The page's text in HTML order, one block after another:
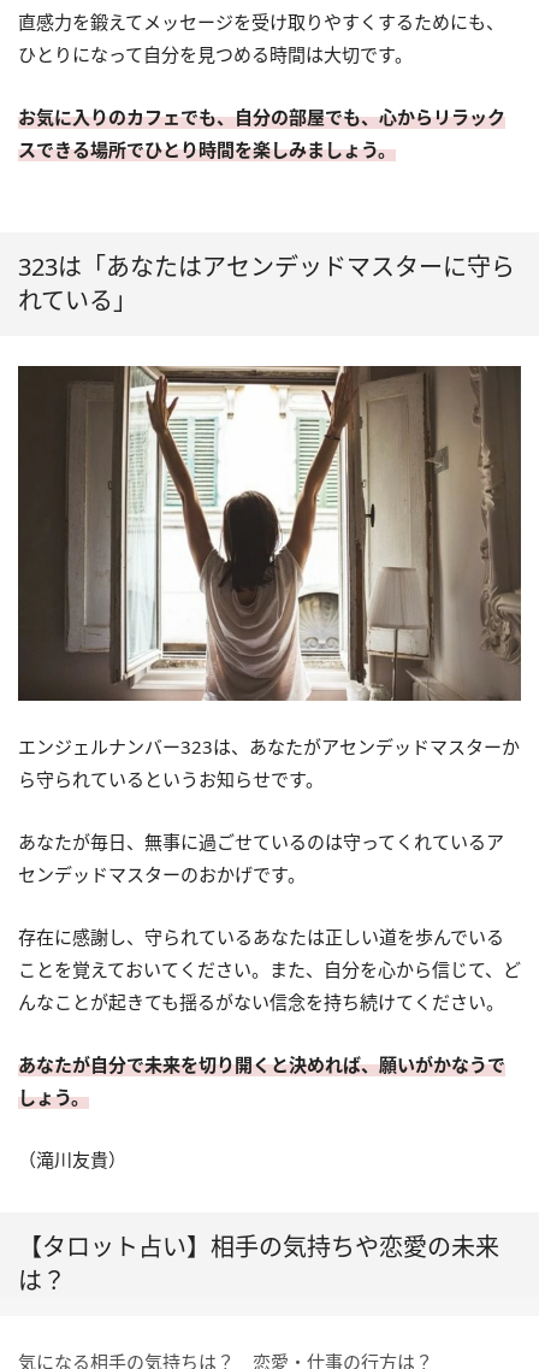
直感力を鍛えてメッセージを受け取りやすくするためにも、
ひとりになって自分を見つめる時間は大切です。
お気に入りのカフェでも、自分の部屋でも、心からリラック
スできる場所でひとり時間を楽しみましょう。
323は「あなたはアセンデッドマスターに守ら
れている」
エンジェルナンバー323は、あなたがアセンデッドマスターか
ら守られているというお知らせです。
あなたが毎日、無事に過ごせているのは守ってくれているア
センデッドマスターのおかげです。
存在に感謝し、守られているあなたは正しい道を歩んでいる
ことを覚えておいてください。また、自分を心から信じて、ど
んなことが起きても揺るがない信念を持ち続けてください。
あなたが自分で未来を切り開くと決めれば、願いがかなうで
しょう。
（滝川友貴）
【タロット占い】相手の気持ちや恋愛の未来
は？
気になる相手の気持ちは？ 恋愛・仕事の行方は？